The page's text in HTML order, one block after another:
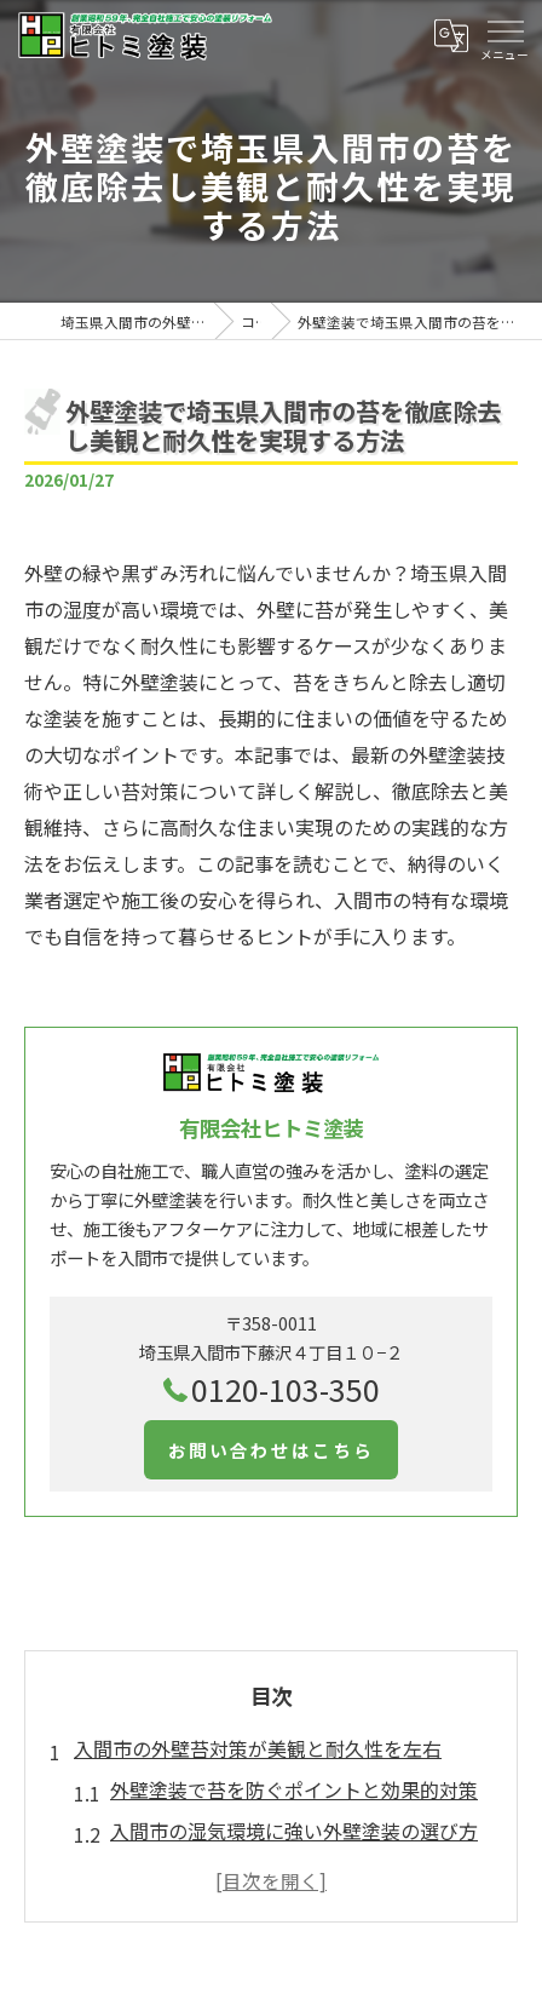
外壁塗装で埼玉県入間市の苔を
徹底除去し美観と耐久性を実現
する方法
埼玉県入間市の外壁塗装は有限会社ヒトミ塗装 コラム 外壁塗装で埼玉県入間市の苔を徹底除去し美観と耐久性を実現する方法
外壁塗装で埼玉県入間市の苔を徹底除去
し美観と耐久性を実現する方法
2026/01/27
外壁の緑や黒ずみ汚れに悩んでいませんか？埼玉県入間
市の湿度が高い環境では、外壁に苔が発生しやすく、美
観だけでなく耐久性にも影響するケースが少なくありま
せん。特に外壁塗装にとって、苔をきちんと除去し適切
な塗装を施すことは、長期的に住まいの価値を守るため
の大切なポイントです。本記事では、最新の外壁塗装技
術や正しい苔対策について詳しく解説し、徹底除去と美
観維持、さらに高耐久な住まい実現のための実践的な方
法をお伝えします。この記事を読むことで、納得のいく
業者選定や施工後の安心を得られ、入間市の特有な環境
でも自信を持って暮らせるヒントが手に入ります。
有限会社ヒトミ塗装
安心の自社施工で、職人直営の強みを活かし、塗料の選定
から丁寧に外壁塗装を行います。耐久性と美しさを両立さ
せ、施工後もアフターケアに注力して、地域に根差したサ
ポートを入間市で提供しています。
〒358-0011
埼玉県入間市下藤沢４丁目１０−２
0120-103-350
お問い合わせはこちら
目次
入間市の外壁苔対策が美観と耐久性を左右
外壁塗装で苔を防ぐポイントと効果的対策
入間市の湿気環境に強い外壁塗装の選び方
苔除去が美観維持に与える外壁塗装の役割